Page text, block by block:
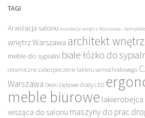
TAGI
Aranżacja salonu aranżacja wnętrz Warszawa -
wnętrz Warszawa architekt
meble do sypialni białe łóżko do
ceramiczne zabezpieczenie lakieru samochodowego
Warszawa Deski Dębowe diody LED
meble biurowe lakierobejca
wisząca do salonu maszyny do prac